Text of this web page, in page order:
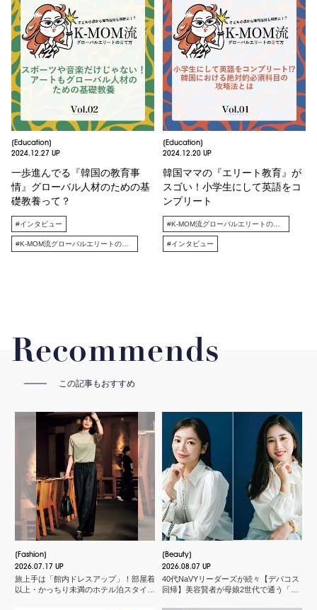
[Education]
2024.12.27 UP
一歩進んでる『韓国の教育事
情』グローバル人材のための基
礎教養って？
#インタビュー
#K-MOM流グローバルエリートの育て方
[Education]
2024.12.20 UP
韓国ママの『エリート教育』が
スゴい！小学生にして英語をコ
ンプリート
#K-MOM流グローバルエリートの育て方
#インタビュー
Recommends
この記事もおすすめ
Fashion
2026.07.17 UP
旅上手は「館内ドレスアップ」！部屋着
以上・かっちり未満のホテル泊スタイル
Beauty
2026.08.07 UP
40代NaVYリーダーズが続々【デパコス
回帰】美容賢者が母娘2世代で通う「化